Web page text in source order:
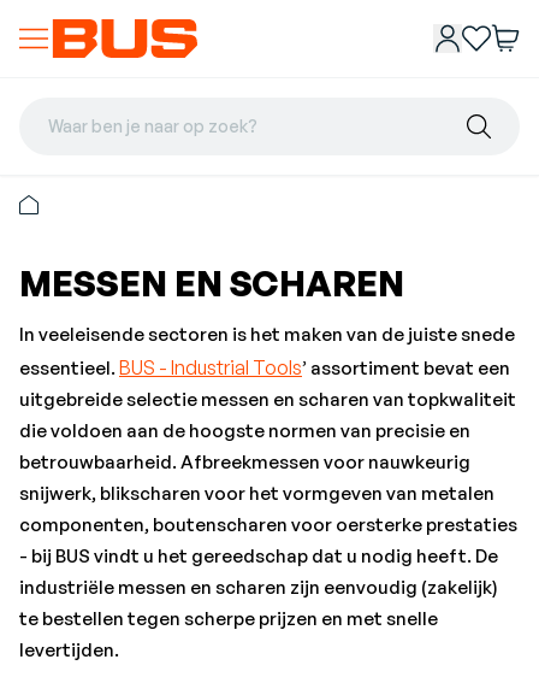
Waar ben je naar op zoek?
MESSEN EN SCHAREN
In veeleisende sectoren is het maken van de juiste snede
essentieel. BUS - Industrial Tools’ assortiment bevat een
uitgebreide selectie messen en scharen van topkwaliteit
die voldoen aan de hoogste normen van precisie en
betrouwbaarheid. Afbreekmessen voor nauwkeurig
snijwerk, blikscharen voor het vormgeven van metalen
componenten, boutenscharen voor oersterke prestaties
- bij BUS vindt u het gereedschap dat u nodig heeft. De
industriële messen en scharen zijn eenvoudig (zakelijk)
te bestellen tegen scherpe prijzen en met snelle
levertijden.